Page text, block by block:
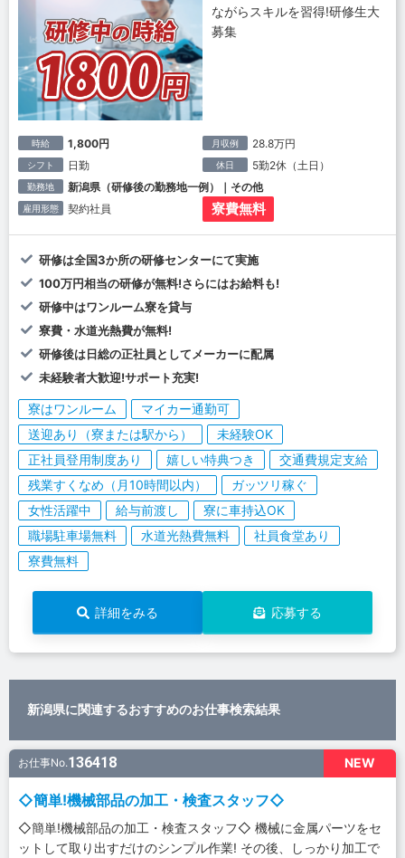
ながらスキルを習得!研修生大
募集
時給 1,800円 月収例 28.8万円
シフト 日勤 休日 5勤2休（土日）
勤務地 新潟県（研修後の勤務地一例）｜その他
雇用形態 契約社員 寮費無料
研修は全国3か所の研修センターにて実施
100万円相当の研修が無料!さらにはお給料も!
研修中はワンルーム寮を貸与
寮費・水道光熱費が無料!
研修後は日総の正社員としてメーカーに配属
未経験者大歓迎!サポート充実!
寮はワンルーム
マイカー通勤可
送迎あり（寮または駅から）
未経験OK
正社員登用制度あり
嬉しい特典つき
交通費規定支給
残業すくなめ（月10時間以内）
ガッツリ稼ぐ
女性活躍中
給与前渡し
寮に車持込OK
職場駐車場無料
水道光熱費無料
社員食堂あり
寮費無料
詳細をみる 応募する
新潟県に関連するおすすめのお仕事検索結果
NEW
お仕事No.136418
◇簡単!機械部品の加工・検査スタッフ◇
◇簡単!機械部品の加工・検査スタッフ◇ 機械に金属パーツをセ
ットして取り出すだけのシンプル作業! その後、しっかり加工で